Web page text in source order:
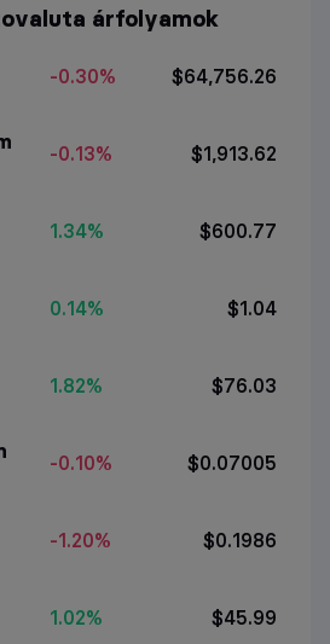
árfolyamok
-0.30% $64,756.26
-0.13% $1,913.62
1.34% $600.77
0.14% $1.04
1.82% $76.03
-0.10% $0.07005
-1.20% $0.1986
1.02% $45.99